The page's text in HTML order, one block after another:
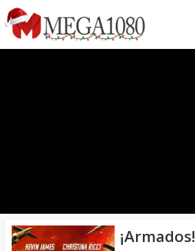
¡Armados!